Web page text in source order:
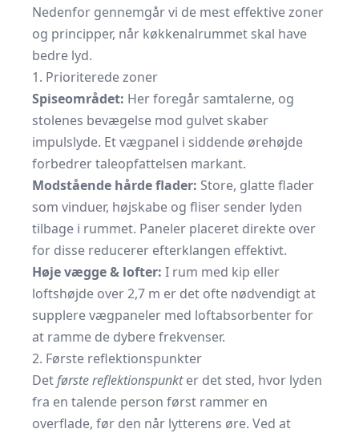
Nedenfor gennemgår vi de mest effektive zoner
og principper, når køkkenalrummet skal have
bedre lyd.
1. Prioriterede zoner
Spiseområdet: Her foregår samtalerne, og
stolenes bevægelse mod gulvet skaber
impulslyde. Et vægpanel i siddende ørehøjde
forbedrer taleopfattelsen markant.
Modstående hårde flader: Store, glatte flader
som vinduer, højskabe og fliser sender lyden
tilbage i rummet. Paneler placeret direkte over
for disse reducerer efterklangen effektivt.
Høje vægge & lofter: I rum med kip eller
loftshøjde over 2,7 m er det ofte nødvendigt at
supplere vægpaneler med loftabsorbenter for
at ramme de dybere frekvenser.
2. Første reflektionspunkter
Detførste reflektionspunkter det sted, hvor lyden
fra en talende person først rammer en
overflade, før den når lytterens øre. Ved at